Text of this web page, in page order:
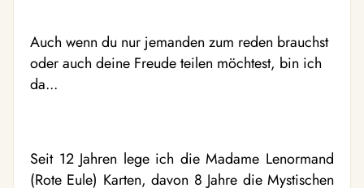
Auch wenn du nur jemanden zum reden brauchst
oder auch deine Freude teilen möchtest, bin ich
da...
Seit 12 Jahren lege ich die Madame Lenormand
(Rote Eule) Karten, davon 8 Jahre die Mystischen